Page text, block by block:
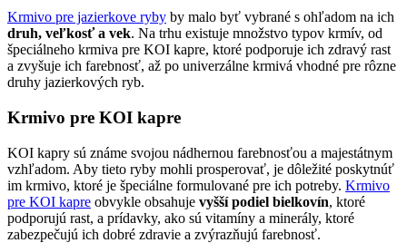
Krmivo pre jazierkove ryby by malo byť vybrané s ohľadom na ich
druh, veľkosť a vek. Na trhu existuje množstvo typov krmív, od
špeciálneho krmiva pre KOI kapre, ktoré podporuje ich zdravý rast
a zvyšuje ich farebnosť, až po univerzálne krmivá vhodné pre rôzne
druhy jazierkových ryb.
Krmivo pre KOI kapre
KOI kapry sú známe svojou nádhernou farebnosťou a majestátnym
vzhľadom. Aby tieto ryby mohli prosperovať, je dôležité poskytnúť
im krmivo, ktoré je špeciálne formulované pre ich potreby. Krmivo
pre KOI kapre obvykle obsahuje vyšší podiel bielkovín, ktoré
podporujú rast, a prídavky, ako sú vitamíny a minerály, ktoré
zabezpečujú ich dobré zdravie a zvýrazňujú farebnosť.